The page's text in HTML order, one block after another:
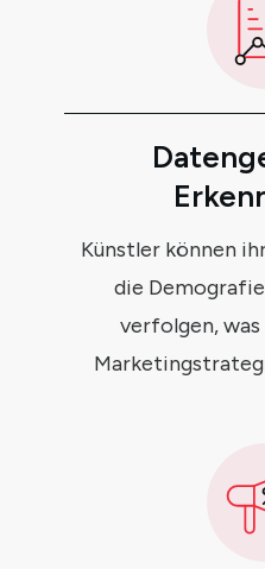
Künstler können
die
verfolgen,